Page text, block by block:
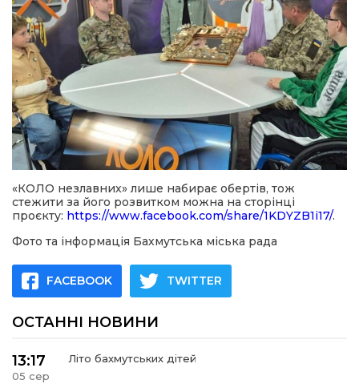
«КОЛО незлавних» лише набирає обертів, тож
стежити за його розвитком можна на сторінці
проєкту: https://www.facebook.com/share/1KDYZB1i17/.
Фото та інформація Бахмутська міська рада
FACEBOOK TWITTER
ОСТАННІ НОВИНИ
13:17
05 сер
Літо бахмутських дітей